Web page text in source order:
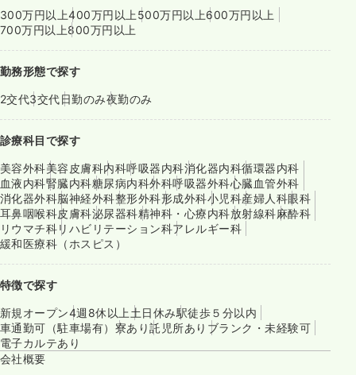
300万円以上400万円以上 500万円以上600万円以上
700万円以上800万円以上
勤務形態で探す
2交代3交代日勤のみ夜勤のみ
診療科目で探す
美容外科美容皮膚科内科呼吸器内科消化器内科循環器内科
血液内科腎臓内科糖尿病内科外科呼吸器外科心臓血管外科
消化器外科脳神経外科整形外科形成外科小児科産婦人科眼科
耳鼻咽喉科皮膚科泌尿器科精神科・心療内科放射線科麻酔科
リウマチ科リハビリテーション科アレルギー科
緩和医療科（ホスピス）
特徴で探す
新規オープン4週8休以上 土日休み駅徒歩５分以内
車通勤可（駐車場有） 寮あり託児所あり ブランク・未経験可
電子カルテあり
会社概要